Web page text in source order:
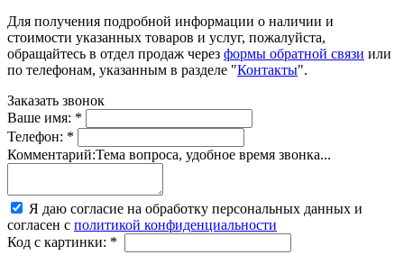
Для получения подробной информации о наличии и
стоимости указанных товаров и услуг, пожалуйста,
обращайтесь в отдел продаж через формы обратной связи или
по телефонам, указанным в разделе "Контакты".
Заказать звонок
Ваше имя: *
Телефон: *
Комментарий:Тема вопроса, удобное время звонка...
Я даю согласие на обработку персональных данных и
согласен с политикой конфиденциальности
Код с картинки: *